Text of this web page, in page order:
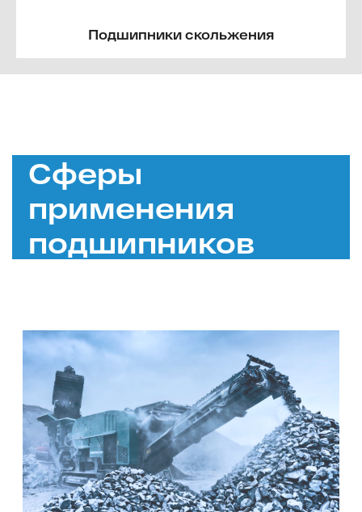
Подшипники скольжения
Сферы
применения
подшипников